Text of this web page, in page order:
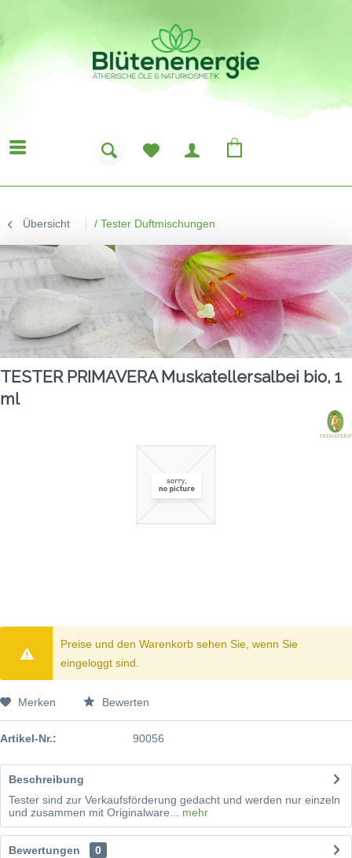
Übersicht / Tester Duftmischungen
TESTER PRIMAVERA Muskatellersalbei bio, 1
ml
Preise und den Warenkorb sehen Sie, wenn Sie
eingeloggt sind.
Merken Bewerten
Artikel-Nr.: 90056
Beschreibung
Tester sind zur Verkaufsförderung gedacht und werden nur einzeln
und zusammen mit Originalware... mehr
Bewertungen
0